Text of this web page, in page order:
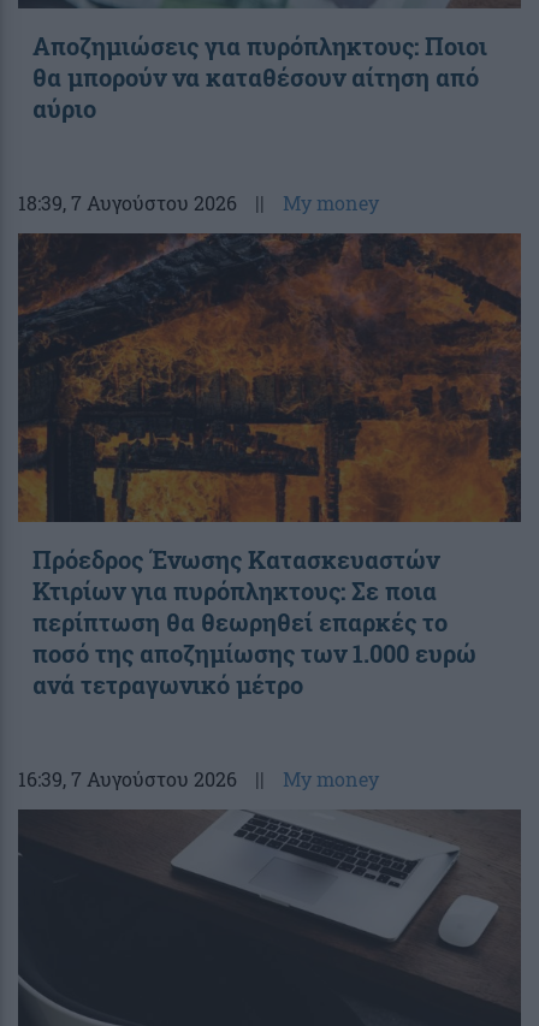
Αποζημιώσεις για πυρόπληκτους: Ποιοι
θα μπορούν να καταθέσουν αίτηση από
αύριο
18:39, 7 Αυγούστου 2026 || My money
Πρόεδρος Ένωσης Κατασκευαστών
Κτιρίων για πυρόπληκτους: Σε ποια
περίπτωση θα θεωρηθεί επαρκές το
ποσό της αποζημίωσης των 1.000 ευρώ
ανά τετραγωνικό μέτρο
16:39, 7 Αυγούστου 2026 || My money